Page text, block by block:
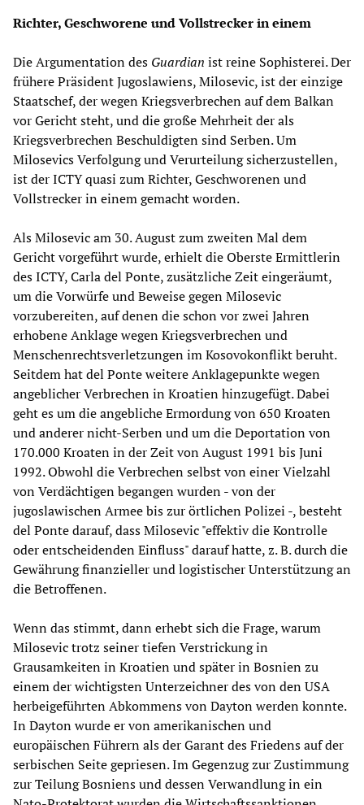
Richter, Geschworene und Vollstrecker in einem
Die Argumentation des Guardian ist reine Sophisterei. Der
frühere Präsident Jugoslawiens, Milosevic, ist der einzige
Staatschef, der wegen Kriegsverbrechen auf dem Balkan
vor Gericht steht, und die große Mehrheit der als
Kriegsverbrechen Beschuldigten sind Serben. Um
Milosevics Verfolgung und Verurteilung sicherzustellen,
ist der ICTY quasi zum Richter, Geschworenen und
Vollstrecker in einem gemacht worden.
Als Milosevic am 30. August zum zweiten Mal dem
Gericht vorgeführt wurde, erhielt die Oberste Ermittlerin
des ICTY, Carla del Ponte, zusätzliche Zeit eingeräumt,
um die Vorwürfe und Beweise gegen Milosevic
vorzubereiten, auf denen die schon vor zwei Jahren
erhobene Anklage wegen Kriegsverbrechen und
Menschenrechtsverletzungen im Kosovokonflikt beruht.
Seitdem hat del Ponte weitere Anklagepunkte wegen
angeblicher Verbrechen in Kroatien hinzugefügt. Dabei
geht es um die angebliche Ermordung von 650 Kroaten
und anderer nicht-Serben und um die Deportation von
170.000 Kroaten in der Zeit von August 1991 bis Juni
1992. Obwohl die Verbrechen selbst von einer Vielzahl
von Verdächtigen begangen wurden - von der
jugoslawischen Armee bis zur örtlichen Polizei -, besteht
del Ponte darauf, dass Milosevic "effektiv die Kontrolle
oder entscheidenden Einfluss" darauf hatte, z. B. durch die
Gewährung finanzieller und logistischer Unterstützung an
die Betroffenen.
Wenn das stimmt, dann erhebt sich die Frage, warum
Milosevic trotz seiner tiefen Verstrickung in
Grausamkeiten in Kroatien und später in Bosnien zu
einem der wichtigsten Unterzeichner des von den USA
herbeigeführten Abkommens von Dayton werden konnte.
In Dayton wurde er von amerikanischen und
europäischen Führern als der Garant des Friedens auf der
serbischen Seite gepriesen. Im Gegenzug zur Zustimmung
zur Teilung Bosniens und dessen Verwandlung in ein